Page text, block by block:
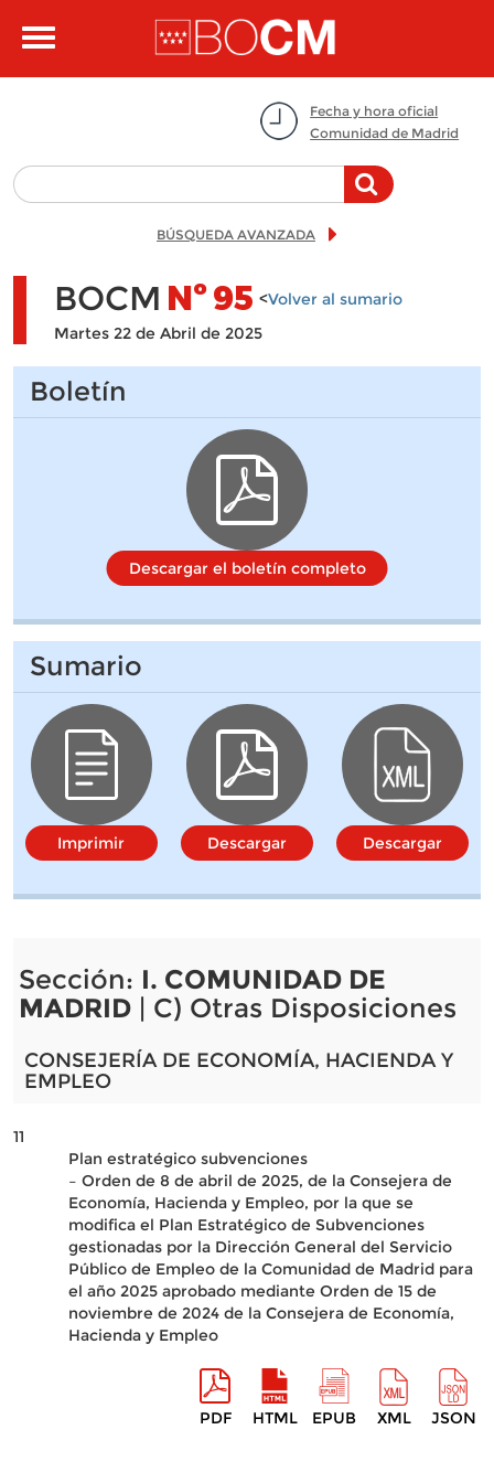
Toggle
Fecha y hora oficial
Comunidad de Madrid
BÚSQUEDA AVANZADA
BOCM Nº95 <Volver al sumario
Martes 22 de Abril de 2025
Boletín
Descargar el boletín completo
Sumario
Imprimir Descargar Descargar
Sección: I. COMUNIDAD DE
MADRID| C) Otras Disposiciones
CONSEJERÍA DE ECONOMÍA, HACIENDA Y
EMPLEO
11
Plan estratégico subvenciones
– Orden de 8 de abril de 2025, de la Consejera de
Economía, Hacienda y Empleo, por la que se
modifica el Plan Estratégico de Subvenciones
gestionadas por la Dirección General del Servicio
Público de Empleo de la Comunidad de Madrid para
el año 2025 aprobado mediante Orden de 15 de
noviembre de 2024 de la Consejera de Economía,
Hacienda y Empleo
PDF HTML EPUB XML JSON